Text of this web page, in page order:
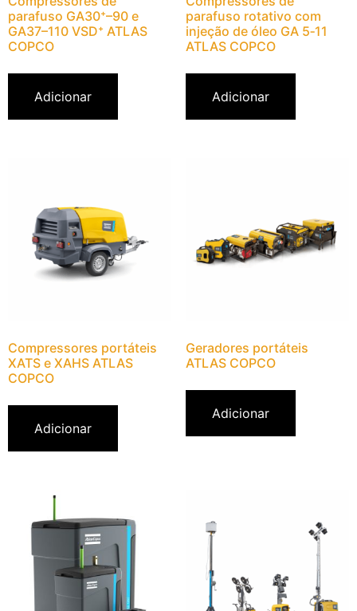
parafuso GA30⁺–90 e
GA37–110 VSD⁺ ATLAS
COPCO
Adicionar
parafuso rotativo com
injeção de óleo GA 5‑11
ATLAS COPCO
Adicionar
Compressores portáteis
XATS e XAHS ATLAS
COPCO
Adicionar
Geradores portáteis
ATLAS COPCO
Adicionar